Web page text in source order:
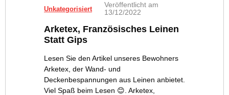
Unkategorisiert
Veröffentlicht am
13/12/2022
Arketex, Französisches Leinen
Statt Gips
Lesen Sie den Artikel unseres Bewohners
Arketex, der Wand- und
Deckenbespannungen aus Leinen anbietet.
Viel Spaß beim Lesen 😊. Arketex,